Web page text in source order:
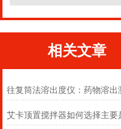
相关文章